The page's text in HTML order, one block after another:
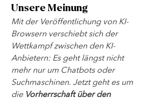
Unsere Meinung
Mit der Veröffentlichung von KI-
Browsern verschiebt sich der
Wettkampf zwischen den KI-
Anbietern: Es geht längst nicht
mehr nur um Chatbots oder
Suchmaschinen. Jetzt geht es um
die Vorherrschaft über den